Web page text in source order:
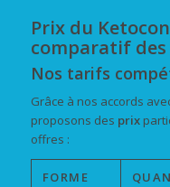
Prix du
comparatif des
Nos tarifs
Grâce à nos accords
proposons des prix
offres :
FORME